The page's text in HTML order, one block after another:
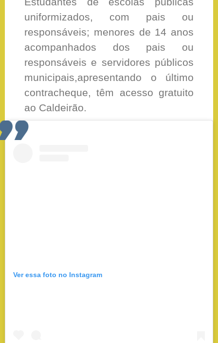
uniformizados, com pais ou
responsáveis; menores de 14 anos
acompanhados dos pais ou
responsáveis e servidores públicos
municipais,apresentando o último
contracheque, têm acesso gratuito
ao Caldeirão.
Ver essa foto no Instagram